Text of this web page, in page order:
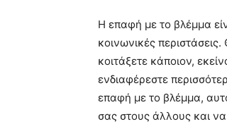
Η επαφή με το βλέμμα
κοινωνικές
κοιτάξετε κάποιον,
ενδιαφέρεστε
επαφή με το βλέμμα,
σας στους άλλους και